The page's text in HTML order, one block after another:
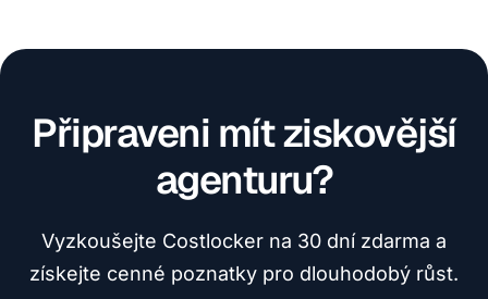
Připraveni mít ziskovější
agenturu?
Vyzkoušejte Costlocker na 30 dní zdarma a
získejte cenné poznatky pro dlouhodobý růst.